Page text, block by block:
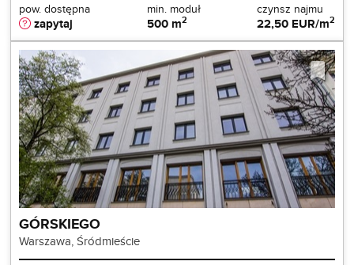
pow. dostępna
zapytaj
min. moduł
500 m2
czynsz najmu
22,50 EUR/m2
GÓRSKIEGO
Warszawa, Śródmieście